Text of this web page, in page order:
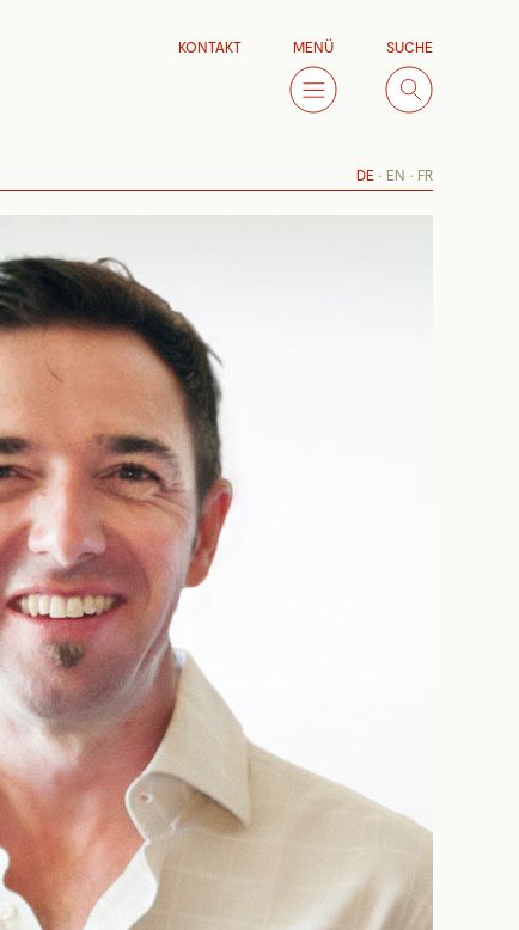
KONTAKT MENÜ SUCHE
DE EN FR